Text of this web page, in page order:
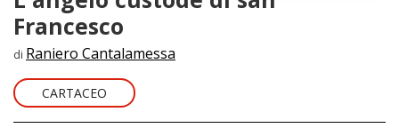
Francesco
di Raniero Cantalamessa
CARTACEO